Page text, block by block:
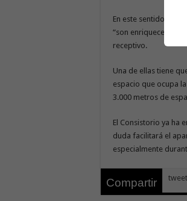
En este sentido, los
“son
receptivo.
Una de ellas tiene
espacio que ocupa
3.000 metros de
El Consistorio ya ha
duda facilitará el
especialmente
Compartir tweet